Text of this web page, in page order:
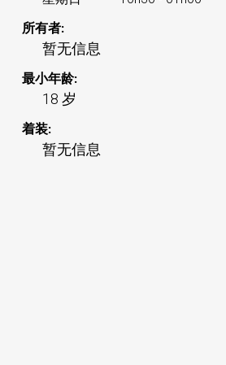
所有者:
暂无信息
最小年龄:
18 岁
着装:
暂无信息